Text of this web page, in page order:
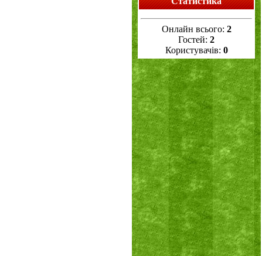
Онлайн всього: 2
Гостей: 2
Користувачів: 0